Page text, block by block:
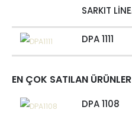
DPA 1111
EN ÇOK SATILAN ÜRÜNLER
DPA 1108